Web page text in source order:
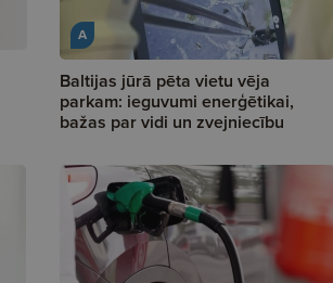
A
Baltijas jūrā pēta vietu vēja
parkam: ieguvumi enerģētikai,
bažas par vidi un zvejniecību